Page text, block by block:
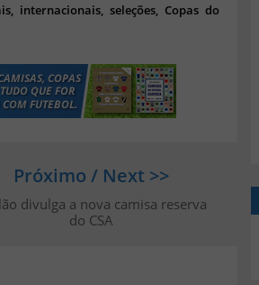
internacionais, seleções, Copas do
Próximo / Next >>
divulga a nova camisa reserva
do CSA